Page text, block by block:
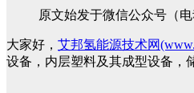
原文始发于微信公众号（电
大家好， 艾邦氢能源技术网
设备，内层塑料及其成型设备，